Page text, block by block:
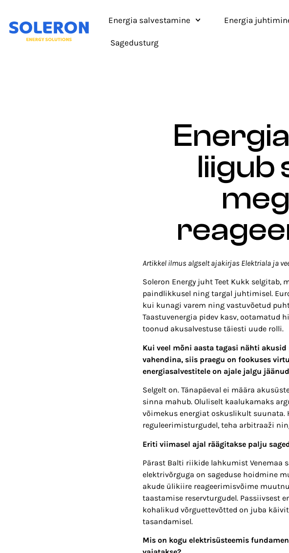
Energia salvestamine Energia
Sagedusturg
liigub
Artikkel ilmus algselt ajakirjas Elektriala ja
Soleron Energy juht Teet Kukk
paindlikkusel ning targal juhtimisel.
kui kunagi varem ning vastuvõetud
Taastuvenergia pidev kasv, ootamatud
toonud akusalvestuse täiesti uude rolli.
Kui veel mõni aasta tagasi nähti
vahendina, siis praegu on fookuses
energiasalvestitele on ajale jalgu
Selgelt on. Tänapäeval ei määra
sinna mahub. Oluliselt kaalukamaks
võimekus energiat oskuslikult suunata.
reguleerimisturgudel, teha arbitraaži
Eriti viimasel ajal räägitakse palju
Pärast Balti riikide lahkumist Venemaa
elektrivõrguga on sageduse hoidmine
akude ülikiire reageerimisvõime
taastamise reservturgudel. Passiivsest
kohalikud võrguettevõtted on juba
tasandamisel.
Mis on kogu elektrisüsteemis